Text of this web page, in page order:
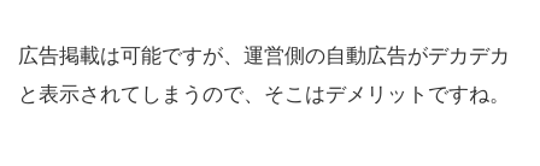
広告掲載は可能ですが、運営側の自動広告がデカデカ
と表示されてしまうので、そこはデメリットですね。